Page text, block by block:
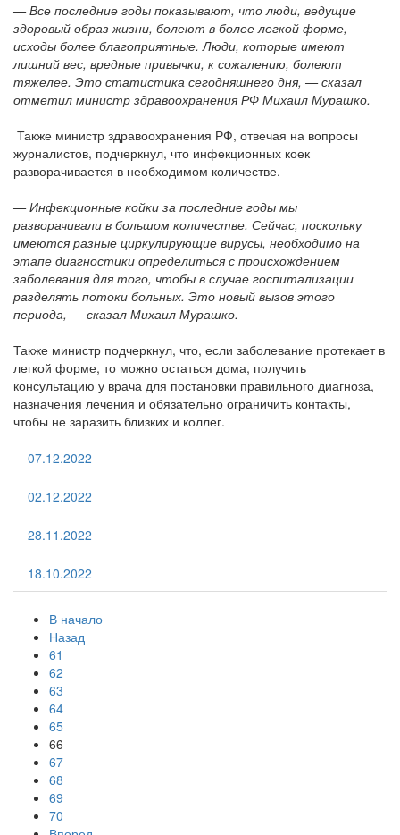
— Все последние годы показывают, что люди, ведущие
здоровый образ жизни, болеют в более легкой форме,
исходы более благоприятные. Люди, которые имеют
лишний вес, вредные привычки, к сожалению, болеют
тяжелее. Это статистика сегодняшнего дня, — сказал
отметил министр здравоохранения РФ Михаил Мурашко.
Также министр здравоохранения РФ, отвечая на вопросы
журналистов, подчеркнул, что инфекционных коек
разворачивается в необходимом количестве.
— Инфекционные койки за последние годы мы
разворачивали в большом количестве. Сейчас, поскольку
имеются разные циркулирующие вирусы, необходимо на
этапе диагностики определиться с происхождением
заболевания для того, чтобы в случае госпитализации
разделять потоки больных. Это новый вызов этого
периода, — сказал Михаил Мурашко.
Также министр подчеркнул, что, если заболевание протекает в
легкой форме, то можно остаться дома, получить
консультацию у врача для постановки правильного диагноза,
назначения лечения и обязательно ограничить контакты,
чтобы не заразить близких и коллег.
07.12.2022
02.12.2022
28.11.2022
18.10.2022
В начало
Назад
61
62
63
64
65
66
67
68
69
70